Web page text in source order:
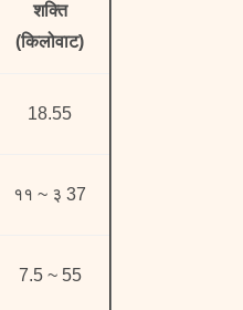
शक्ति
(किलोवाट)
18.55
११ ~ ३ 37
7.5 ~ 55